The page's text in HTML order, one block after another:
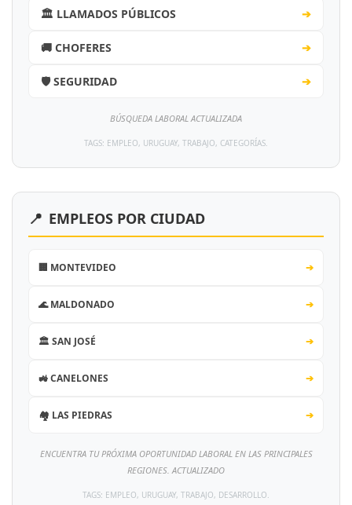
🏛️ LLAMADOS PÚBLICOS ➔
🚚 CHOFERES ➔
🛡️ SEGURIDAD ➔
BÚSQUEDA LABORAL ACTUALIZADA
TAGS: EMPLEO, URUGUAY, TRABAJO, CATEGORÍAS.
📍 EMPLEOS POR CIUDAD
🏢 MONTEVIDEO ➔
🌊 MALDONADO ➔
🏛️ SAN JOSÉ ➔
🚜 CANELONES ➔
🏘️ LAS PIEDRAS ➔
ENCUENTRA TU PRÓXIMA OPORTUNIDAD LABORAL EN LAS PRINCIPALES
REGIONES. ACTUALIZADO
TAGS: EMPLEO, URUGUAY, TRABAJO, DESARROLLO.